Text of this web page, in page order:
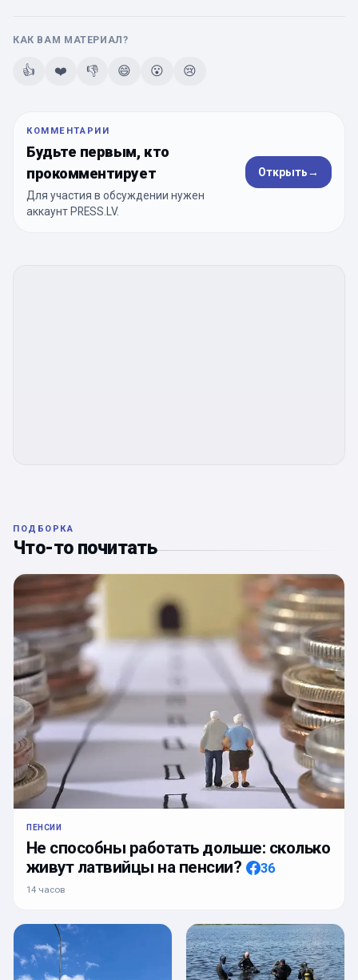
КАК ВАМ МАТЕРИАЛ?
👍 ❤️ 👎 😄 😮 😢
КОММЕНТАРИИ
Будьте первым, кто
прокомментирует
Для участия в обсуждении нужен
аккаунт PRESS.LV.
Открыть→
ПОДБОРКА
Что-то почитать
ПЕНСИИ
Не способны работать дольше: сколько
живут латвийцы на пенсии?
36
14 часов